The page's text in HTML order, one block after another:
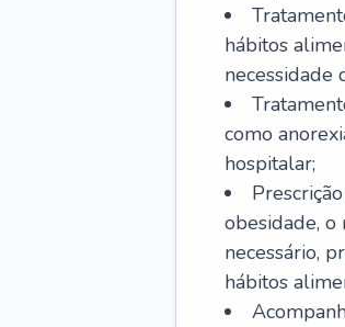
hábitos
necessidade
como
hospitalar;
obesidade, o
necessário,
hábitos